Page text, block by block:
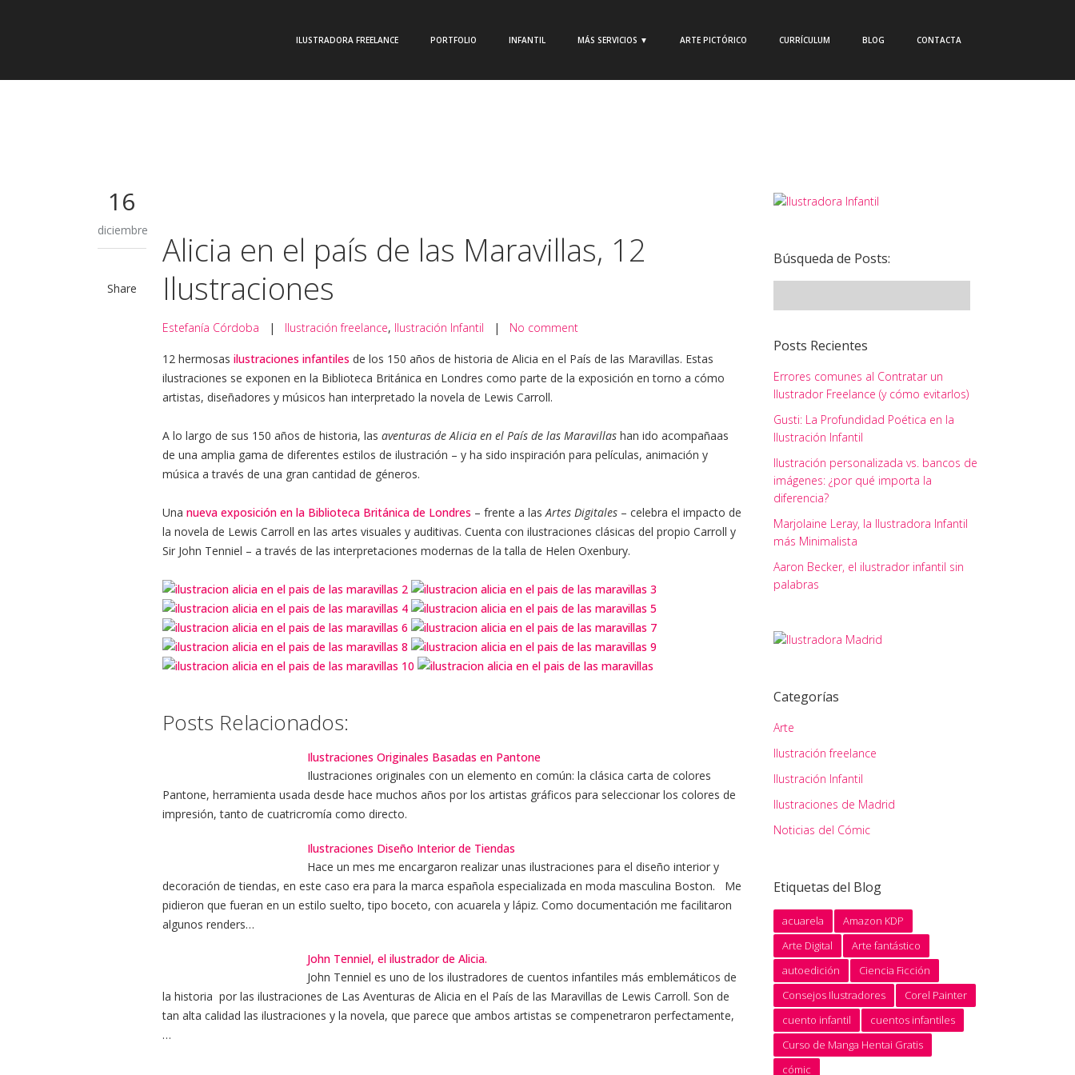
ILUSTRADORA FREELANCE PORTFOLIO INFANTIL MÁS SERVICIOS ▼ ARTE PICTÓRICO CURRÍCULUM BLOG CONTACTA
16
diciembre
Share
Alicia en el país de las Maravillas, 12
Ilustraciones
Estefanía Córdoba | Ilustración freelance, Ilustración Infantil | No comment
12 hermosas ilustraciones infantiles de los 150 años de historia de Alicia en el País de las Maravillas. Estas
ilustraciones se exponen en la Biblioteca Británica en Londres como parte de la exposición en torno a cómo
artistas, diseñadores y músicos han interpretado la novela de Lewis Carroll.
A lo largo de sus 150 años de historia, las aventuras de Alicia en el País de las Maravillashan ido acompañaas
de una amplia gama de diferentes estilos de ilustración – y ha sido inspiración para películas, animación y
música a través de una gran cantidad de géneros.
Una nueva exposición en la Biblioteca Británica de Londres – frente a lasArtes Digitales– celebra el impacto de
la novela de Lewis Carroll en las artes visuales y auditivas. Cuenta con ilustraciones clásicas del propio Carroll y
Sir John Tenniel – a través de las interpretaciones modernas de la talla de Helen Oxenbury.
Posts Relacionados:
Ilustraciones Originales Basadas en Pantone
Ilustraciones originales con un elemento en común: la clásica carta de colores
Pantone, herramienta usada desde hace muchos años por los artistas gráficos para seleccionar los colores de
impresión, tanto de cuatricromía como directo.
Ilustraciones Diseño Interior de Tiendas
Hace un mes me encargaron realizar unas ilustraciones para el diseño interior y
decoración de tiendas, en este caso era para la marca española especializada en moda masculina Boston. Me
pidieron que fueran en un estilo suelto, tipo boceto, con acuarela y lápiz. Como documentación me facilitaron
algunos renders…
John Tenniel, el ilustrador de Alicia.
John Tenniel es uno de los ilustradores de cuentos infantiles más emblemáticos de
la historia por las ilustraciones de Las Aventuras de Alicia en el País de las Maravillas de Lewis Carroll. Son de
tan alta calidad las ilustraciones y la novela, que parece que ambos artistas se compenetraron perfectamente,
…
Búsqueda de Posts:
Posts Recientes
Errores comunes al Contratar un
Ilustrador Freelance (y cómo evitarlos)
Gusti: La Profundidad Poética en la
Ilustración Infantil
Ilustración personalizada vs. bancos de
imágenes: ¿por qué importa la
diferencia?
Marjolaine Leray, la Ilustradora Infantil
más Minimalista
Aaron Becker, el ilustrador infantil sin
palabras
Categorías
Arte
Ilustración freelance
Ilustración Infantil
Ilustraciones de Madrid
Noticias del Cómic
Etiquetas del Blog
acuarela
Amazon KDP
Arte Digital
Arte fantástico
autoedición
Ciencia Ficción
Consejos Ilustradores
Corel Painter
cuento infantil
cuentos infantiles
Curso de Manga Hentai Gratis
cómic